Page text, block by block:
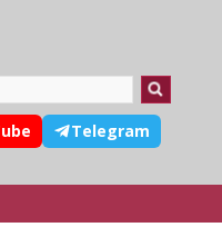
Telegram